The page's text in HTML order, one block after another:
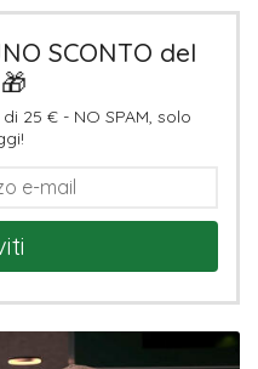
SCONTO del
25 € - NO SPAM, solo